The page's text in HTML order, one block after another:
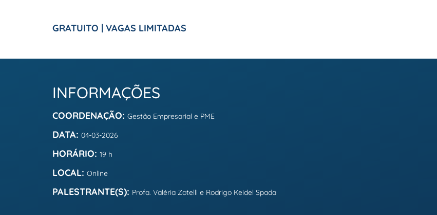
GRATUITO | VAGAS LIMITADAS
INFORMAÇÕES
COORDENAÇÃO: Gestão Empresarial e PME
DATA: 04-03-2026
HORÁRIO: 19 h
LOCAL: Online
PALESTRANTE(S): Profa. Valéria Zotelli e Rodrigo Keidel Spada